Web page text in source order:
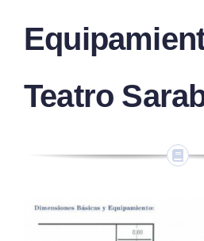
Teatro